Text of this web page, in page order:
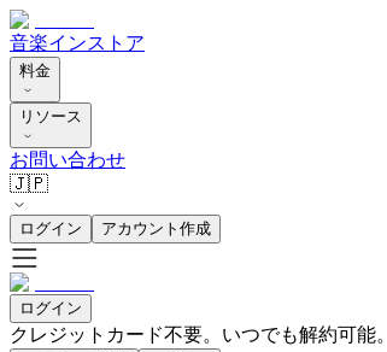
音楽インストア
料金
リソース
お問い合わせ
🇯🇵
ログイン アカウント作成
ログイン
クレジットカード不要。いつでも解約可能。